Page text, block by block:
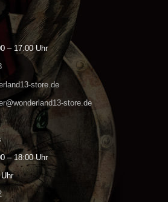
– 17:00 Uhr
store.de
store.de
– 18:00 Uhr